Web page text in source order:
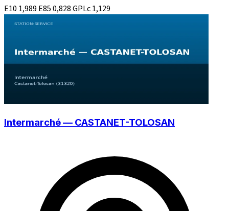
E10 1,989 E850,828GPLc1,129
Intermarché — CASTANET-TOLOSAN